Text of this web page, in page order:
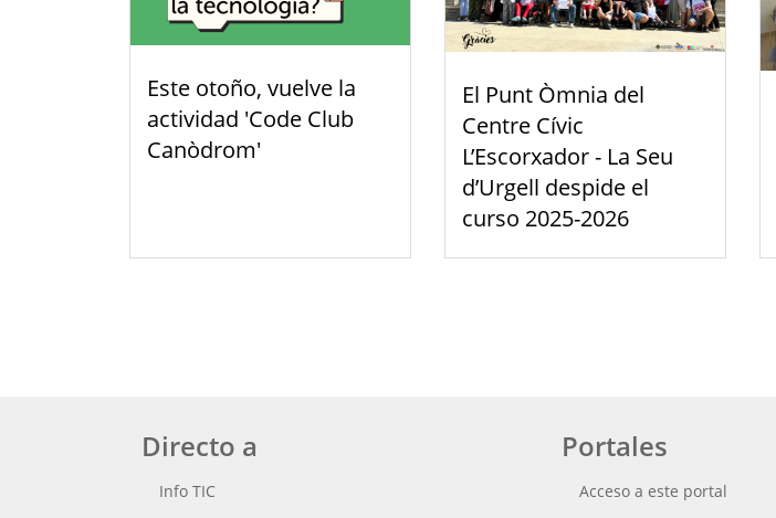
Este otoño, vuelve la
actividad 'Code Club
Canòdrom'
El Punt Òmnia del
Centre Cívic
L’Escorxador - La Seu
d’Urgell despide el
curso 2025-2026
Directo a
Info TIC
Portales
Acceso a este portal